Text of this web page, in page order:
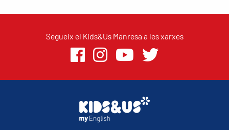
Segueix el Kids&Us Manresa a les xarxes